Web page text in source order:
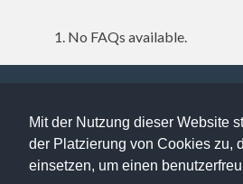
Mit der Nutzung dieser Website
der Platzierung von Cookies zu,
einsetzen, um einen
No FAQs available.
112 users online | 112 Guests
FAQ Overview
Sitemap
Impressum
Datenschutz